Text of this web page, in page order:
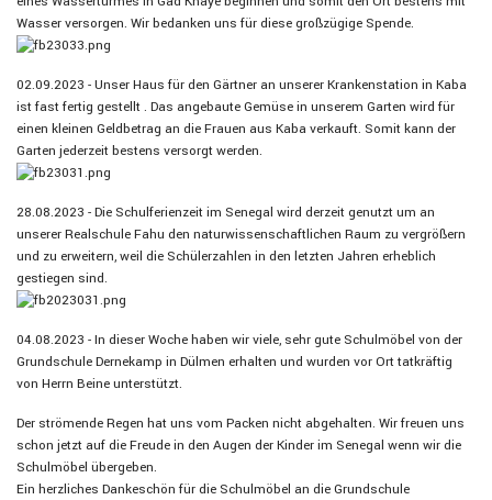
Wasser versorgen. Wir bedanken uns für diese großzügige Spende.
02.09.2023 - Unser Haus für den Gärtner an unserer Krankenstation in Kaba
ist fast fertig gestellt . Das angebaute Gemüse in unserem Garten wird für
einen kleinen Geldbetrag an die Frauen aus Kaba verkauft. Somit kann der
Garten jederzeit bestens versorgt werden.
28.08.2023 - Die Schulferienzeit im Senegal wird derzeit genutzt um an
unserer Realschule Fahu den naturwissenschaftlichen Raum zu vergrößern
und zu erweitern, weil die Schülerzahlen in den letzten Jahren erheblich
gestiegen sind.
04.08.2023 - In dieser Woche haben wir viele, sehr gute Schulmöbel von der
Grundschule Dernekamp in Dülmen erhalten und wurden vor Ort tatkräftig
von Herrn Beine unterstützt.
Der strömende Regen hat uns vom Packen nicht abgehalten. Wir freuen uns
schon jetzt auf die Freude in den Augen der Kinder im Senegal wenn wir die
Schulmöbel übergeben.
Ein herzliches Dankeschön für die Schulmöbel an die Grundschule